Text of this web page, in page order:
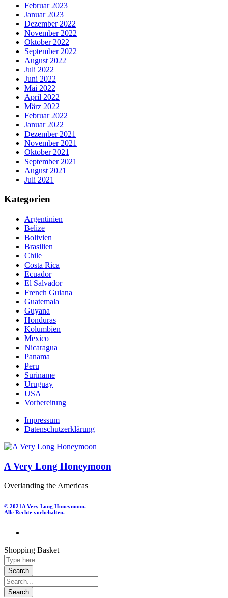
Februar 2023
Januar 2023
Dezember 2022
November 2022
Oktober 2022
September 2022
August 2022
Juli 2022
Juni 2022
Mai 2022
April 2022
März 2022
Februar 2022
Januar 2022
Dezember 2021
November 2021
Oktober 2021
September 2021
August 2021
Juli 2021
Kategorien
Argentinien
Belize
Bolivien
Brasilien
Chile
Costa Rica
Ecuador
El Salvador
French Guiana
Guatemala
Guyana
Honduras
Kolumbien
Mexico
Nicaragua
Panama
Peru
Suriname
Uruguay
USA
Vorbereitung
Impressum
Datenschutzerklärung
A Very Long Honeymoon
Overlanding the Americas
© 2021 A Very Long Honeymoon.
Alle Rechte vorbehalten.
Shopping Basket